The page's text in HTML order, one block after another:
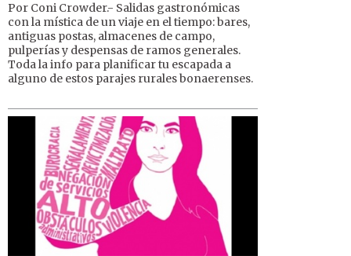
Por Coni Crowder.- Salidas gastronómicas
con la mística de un viaje en el tiempo: bares,
antiguas postas, almacenes de campo,
pulperías y despensas de ramos generales.
Toda la info para planificar tu escapada a
alguno de estos parajes rurales bonaerenses.